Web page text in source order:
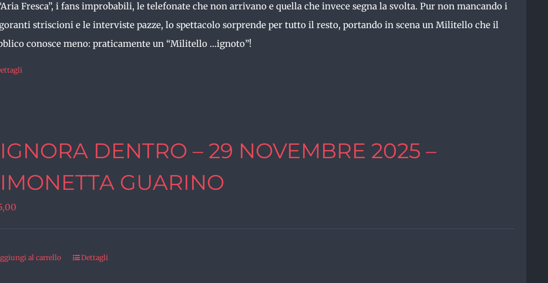
Fresca”, i fans improbabili, le telefonate che non arrivano e quella che invece segna la svolta. Pur non mancando i
striscioni e le interviste pazze, lo spettacolo sorprende per tutto il resto, portando in scena un Militello che il
conosce meno: praticamente un “Militello …ignoto”!
DENTRO – 29 NOVEMBRE 2025 –
GUARINO
al carrello Dettagli